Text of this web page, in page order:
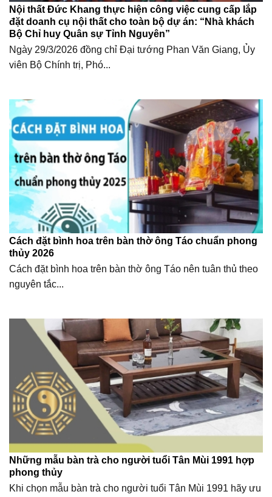
Nội thất Đức Khang thực hiện công việc cung cấp lắp
đặt doanh cụ nội thất cho toàn bộ dự án: “Nhà khách
Bộ Chỉ huy Quân sự Tỉnh Nguyên”
Ngày 29/3/2026 đồng chỉ Đại tướng Phan Văn Giang, Ủy
viên Bộ Chính trị, Phó...
Cách đặt bình hoa trên bàn thờ ông Táo chuẩn phong
thủy 2026
Cách đặt bình hoa trên bàn thờ ông Táo nên tuân thủ theo
nguyên tắc...
Những mẫu bàn trà cho người tuổi Tân Mùi 1991 hợp
phong thủy
Khi chọn mẫu bàn trà cho người tuổi Tân Mùi 1991 hãy ưu